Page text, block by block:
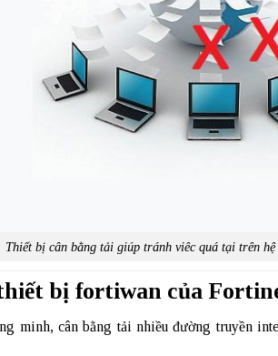
Thiết bị cân bằng tải giúp tránh viêc quá tại trên
bị fortiwan của
minh, cân bằng tải nhiều đường truyền